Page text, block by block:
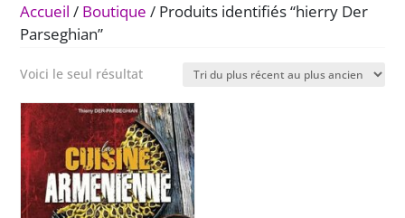
Accueil / Boutique / Produits identifiés “hierry Der
Parseghian”
Voici le seul résultat